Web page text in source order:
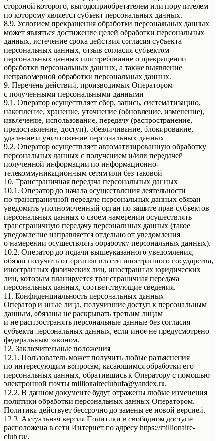
стороной которого, выгодоприобретателем или поручителем
по которому является субъект персональных данных.
8.9. Условием прекращения обработки персональных данных
может являться достижение целей обработки персональных
данных, истечение срока действия согласия субъекта
персональных данных, отзыв согласия субъектом
персональных данных или требование о прекращении
обработки персональных данных, а также выявление
неправомерной обработки персональных данных.
9. Перечень действий, производимых Оператором
с полученными персональными данными
9.1. Оператор осуществляет сбор, запись, систематизацию,
накопление, хранение, уточнение (обновление, изменение),
извлечение, использование, передачу (распространение,
предоставление, доступ), обезличивание, блокирование,
удаление и уничтожение персональных данных.
9.2. Оператор осуществляет автоматизированную обработку
персональных данных с получением и/или передачей
полученной информации по информационно-
телекоммуникационным сетям или без таковой.
10. Трансграничная передача персональных данных
10.1. Оператор до начала осуществления деятельности
по трансграничной передаче персональных данных обязан
уведомить уполномоченный орган по защите прав субъектов
персональных данных о своем намерении осуществлять
трансграничную передачу персональных данных (такое
уведомление направляется отдельно от уведомления
о намерении осуществлять обработку персональных данных).
10.2. Оператор до подачи вышеуказанного уведомления,
обязан получить от органов власти иностранного государства,
иностранных физических лиц, иностранных юридических
лиц, которым планируется трансграничная передача
персональных данных, соответствующие сведения.
11. Конфиденциальность персональных данных
Оператор и иные лица, получившие доступ к персональным
данным, обязаны не раскрывать третьим лицам
и не распространять персональные данные без согласия
субъекта персональных данных, если иное не предусмотрено
федеральным законом.
12. Заключительные положения
12.1. Пользователь может получить любые разъяснения
по интересующим вопросам, касающимся обработки его
персональных данных, обратившись к Оператору с помощью
электронной почты millionaireclubufa@yandex.ru.
12.2. В данном документе будут отражены любые изменения
политики обработки персональных данных Оператором.
Политика действует бессрочно до замены ее новой версией.
12.3. Актуальная версия Политики в свободном доступе
расположена в сети Интернет по адресу https://millionaire-
club.ru/.